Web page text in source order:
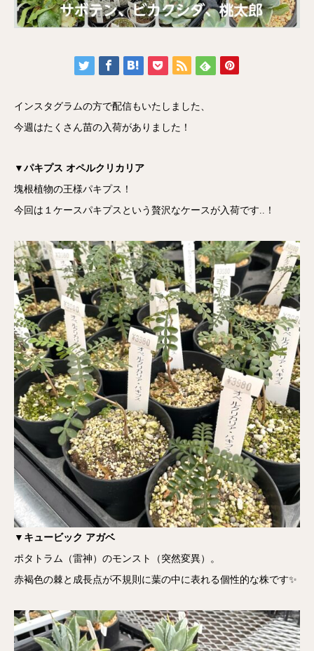
インスタグラムの方で配信もいたしました、
今週はたくさん苗の入荷がありました！
▼パキプス オペルクリカリア
塊根植物の王様パキプス！
今回は１ケースパキプスという贅沢なケースが入荷です..！
▼キュービック アガベ
ポタトラム（雷神）のモンスト（突然変異）。
赤褐色の棘と成長点が不規則に葉の中に表れる個性的な株です✨